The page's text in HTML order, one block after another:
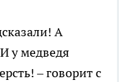
А
у медведя
– говорит с